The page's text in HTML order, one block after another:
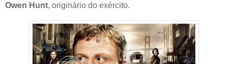
Owen Hunt, originário do exército.